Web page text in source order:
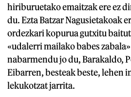
hiriburuetako emaitzak ere ez
du. Ezta Batzar Nagusietakoak
ordezkari kopurua gutxitu
«udalerri mailako babes
nabarmendu jo du, Barakaldo,
Eibarren, besteak beste, lehen
lekukotzat jarrita.